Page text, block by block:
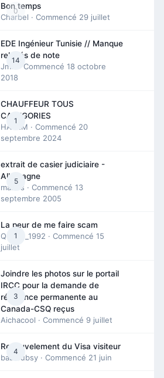
0
Bon temps
Charbel · Commencé 29 juillet
14
EDE Ingénieur Tunisie // Manque
relevés de note
Jmili
· Commencé 18 octobre
2018
1
CHAUFFEUR TOUS
CATEGORIES
HAZEM · Commencé 20
septembre 2024
5
extrait de casier judiciaire -
Allemagne
maries · Commencé 13
septembre 2005
1
La peur de me faire scam
Queen_1992 · Commencé 15
juillet
3
Joindre les photos sur le portail
IRCC pour la demande de
résidence permanente au
Canada-CSQ reçus
Aichacool · Commencé 9 juillet
4
Renouvelement du Visa visiteur
babibubsy · Commencé 21 juin